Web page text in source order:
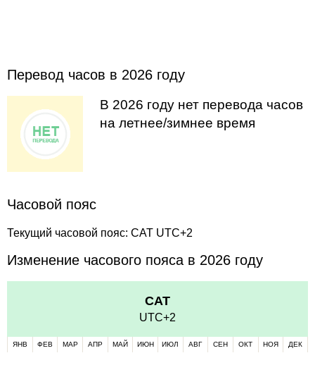
Перевод часов в 2026 году
В 2026 году нет перевода часов
на летнее/зимнее время
Часовой пояс
Текущий часовой пояс: CAT UTC+2
Изменение часового пояса в 2026 году
CAT
UTC+2
ЯНВ ФЕВ МАР АПР МАЙ ИЮН ИЮЛ АВГ СЕН ОКТ НОЯ ДЕК